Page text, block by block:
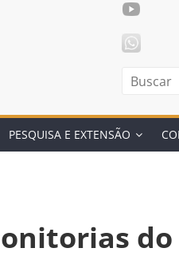
PESQUISA E EXTENSÃO
do